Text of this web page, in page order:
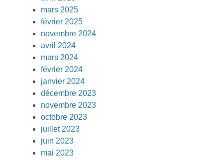
mars 2025
février 2025
novembre 2024
avril 2024
mars 2024
février 2024
janvier 2024
décembre 2023
novembre 2023
octobre 2023
juillet 2023
juin 2023
mai 2023